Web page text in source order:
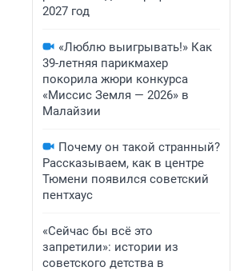
2027 год
«Люблю выигрывать!» Как
39-летняя парикмахер
покорила жюри конкурса
«Миссис Земля — 2026» в
Малайзии
Почему он такой странный?
Рассказываем, как в центре
Тюмени появился советский
пентхаус
«Сейчас бы всё это
запретили»: истории из
советского детства в